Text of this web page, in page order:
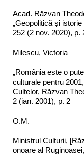
Acad. Răzvan
„Geopolitică și
252 (2 nov. 2020), p.
Milescu, Victoria
„România este o
culturale pentru
Cultelor, Răzvan
2 (ian. 2001), p. 2
O.M.
Ministrul Culturii,
onoare al